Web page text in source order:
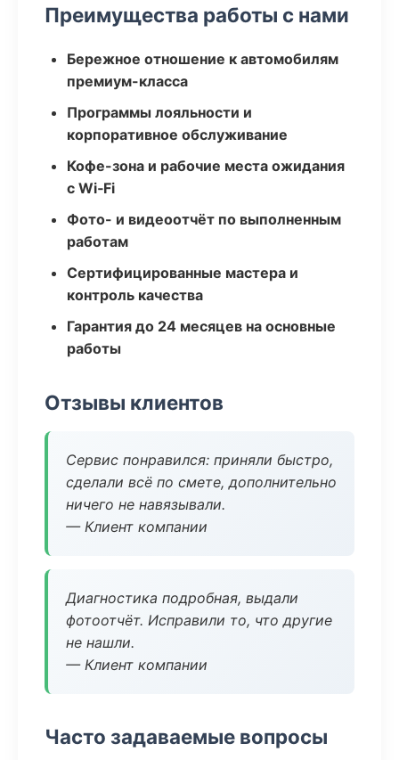
Преимущества работы с нами
Бережное отношение к автомобилям
премиум-класса
Программы лояльности и
корпоративное обслуживание
Кофе-зона и рабочие места ожидания
с Wi‑Fi
Фото- и видеоотчёт по выполненным
работам
Сертифицированные мастера и
контроль качества
Гарантия до 24 месяцев на основные
работы
Отзывы клиентов
Сервис понравился: приняли быстро,
сделали всё по смете, дополнительно
ничего не навязывали.
— Клиент компании
Диагностика подробная, выдали
фотоотчёт. Исправили то, что другие
не нашли.
— Клиент компании
Часто задаваемые вопросы